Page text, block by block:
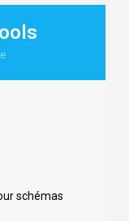
schémas